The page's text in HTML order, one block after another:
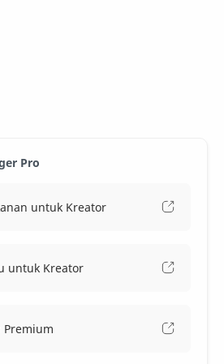
Pro
untuk Kreator
untuk Kreator
Premium